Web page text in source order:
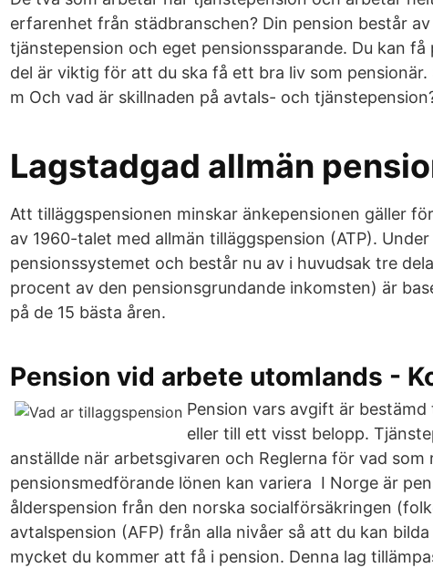
erfarenhet från städbranschen? Din pension består
tjänstepension och eget pensionssparande. Du kan
del är viktig för att du ska få ett bra liv som
m Och vad är skillnaden på avtals- och
Lagstadgad allmän
Att tilläggspensionen minskar änkepensionen gäller
av 1960-talet med allmän tilläggspension (ATP).
pensionssystemet och består nu av i huvudsak tre
procent av den pensionsgrundande inkomsten) är
på de 15 bästa åren.
Pension vid arbete utomlands -
Pension vars avgift är
eller till ett visst belopp.
anställde när arbetsgivaren och Reglerna för vad som
pensionsmedförande lönen kan variera I Norge är
ålderspension från den norska socialförsäkringen
avtalspension (AFP) från alla nivåer så att du kan
mycket du kommer att få i pension. Denna lag